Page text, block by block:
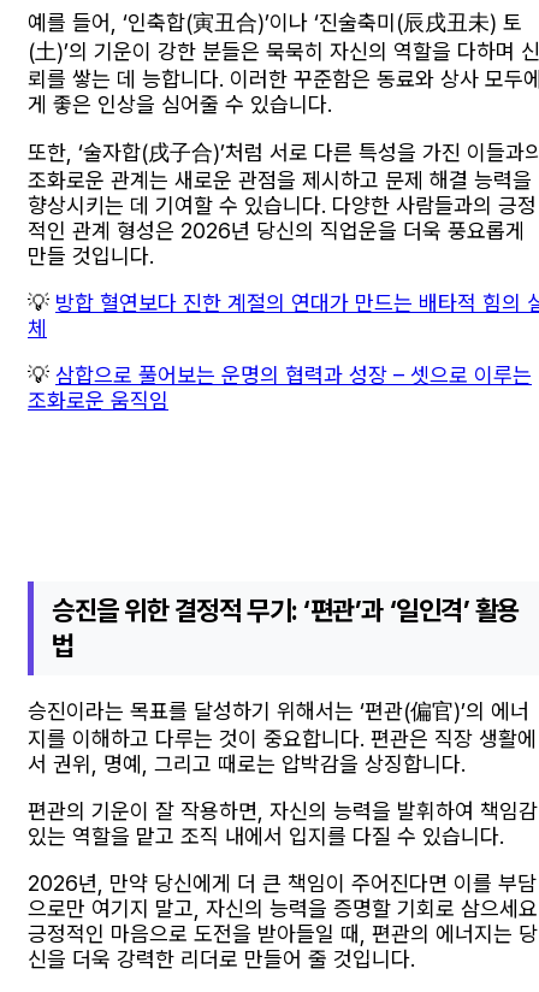
예를 들어, ‘인축합(寅丑合)’이나 ‘진술축미(辰戌丑未) 토
(土)’의 기운이 강한 분들은 묵묵히 자신의 역할을 다하며 신
뢰를 쌓는 데 능합니다. 이러한 꾸준함은 동료와 상사 모두
게 좋은 인상을 심어줄 수 있습니다.
또한, ‘술자합(戌子合)’처럼 서로 다른 특성을 가진 이들과
조화로운 관계는 새로운 관점을 제시하고 문제 해결 능력을
향상시키는 데 기여할 수 있습니다. 다양한 사람들과의 긍정
적인 관계 형성은 2026년 당신의 직업운을 더욱 풍요롭게
만들 것입니다.
💡 방합 혈연보다 진한 계절의 연대가 만드는 배타적 힘의
체
💡 삼합으로 풀어보는 운명의 협력과 성장 – 셋으로 이루는
조화로운 움직임
승진을 위한 결정적 무기: ‘편관’과 ‘일인격’ 활용
법
승진이라는 목표를 달성하기 위해서는 ‘편관(偏官)’의 에너
지를 이해하고 다루는 것이 중요합니다. 편관은 직장 생활에
서 권위, 명예, 그리고 때로는 압박감을 상징합니다.
편관의 기운이 잘 작용하면, 자신의 능력을 발휘하여 책임감
있는 역할을 맡고 조직 내에서 입지를 다질 수 있습니다.
2026년, 만약 당신에게 더 큰 책임이 주어진다면 이를 부담
으로만 여기지 말고, 자신의 능력을 증명할 기회로 삼으세
긍정적인 마음으로 도전을 받아들일 때, 편관의 에너지는 당
신을 더욱 강력한 리더로 만들어 줄 것입니다.